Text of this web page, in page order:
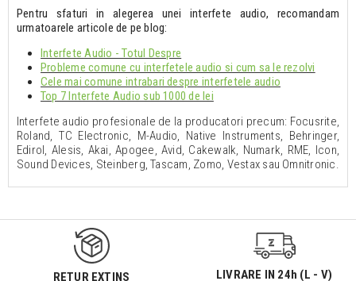
Pentru sfaturi in alegerea unei interfete audio, recomandam
urmatoarele articole de pe blog:
Interfete Audio - Totul Despre
Probleme comune cu interfetele audio si cum sa le rezolvi
Cele mai comune intrabari despre interfetele audio
Top 7 Interfete Audio sub 1000 de lei
Interfete audio profesionale de la producatori precum: Focusrite,
Roland, TC Electronic, M-Audio, Native Instruments, Behringer,
Edirol, Alesis, Akai, Apogee, Avid, Cakewalk, Numark, RME, Icon,
Sound Devices, Steinberg, Tascam, Zomo, Vestax sau Omnitronic.
RETUR EXTINS LIVRARE IN 24h (L - V)